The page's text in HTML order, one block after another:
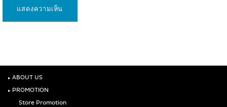
‣ ABOUT US
‣ PROMOTION
Store Promotion